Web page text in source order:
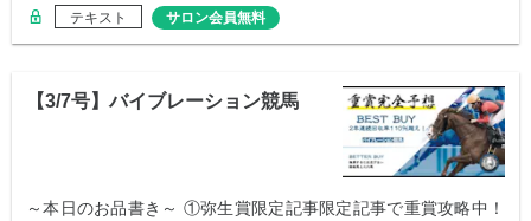
テキスト サロン会員無料
【3/7号】バイブレーション競馬
～本日のお品書き～ ①弥生賞限定記事限定記事で重賞攻略中！